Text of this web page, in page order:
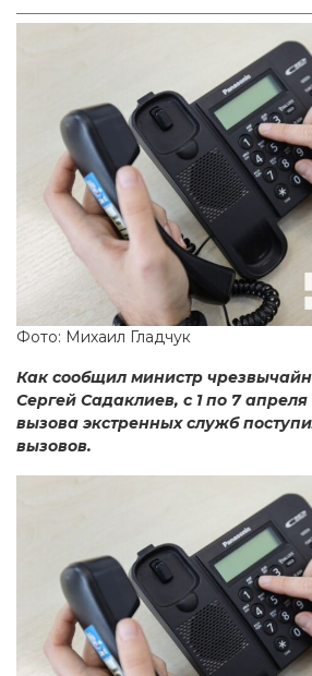
Фото: Михаил Гладчук
Как сообщил министр
Сергей Садаклиев, с 1 по 7
вызова экстренных служб
вызовов.